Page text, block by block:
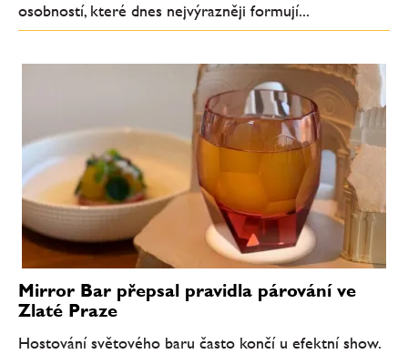
osobností, které dnes nejvýrazněji formují...
Mirror Bar přepsal pravidla párování ve
Zlaté Praze
Hostování světového baru často končí u efektní show.